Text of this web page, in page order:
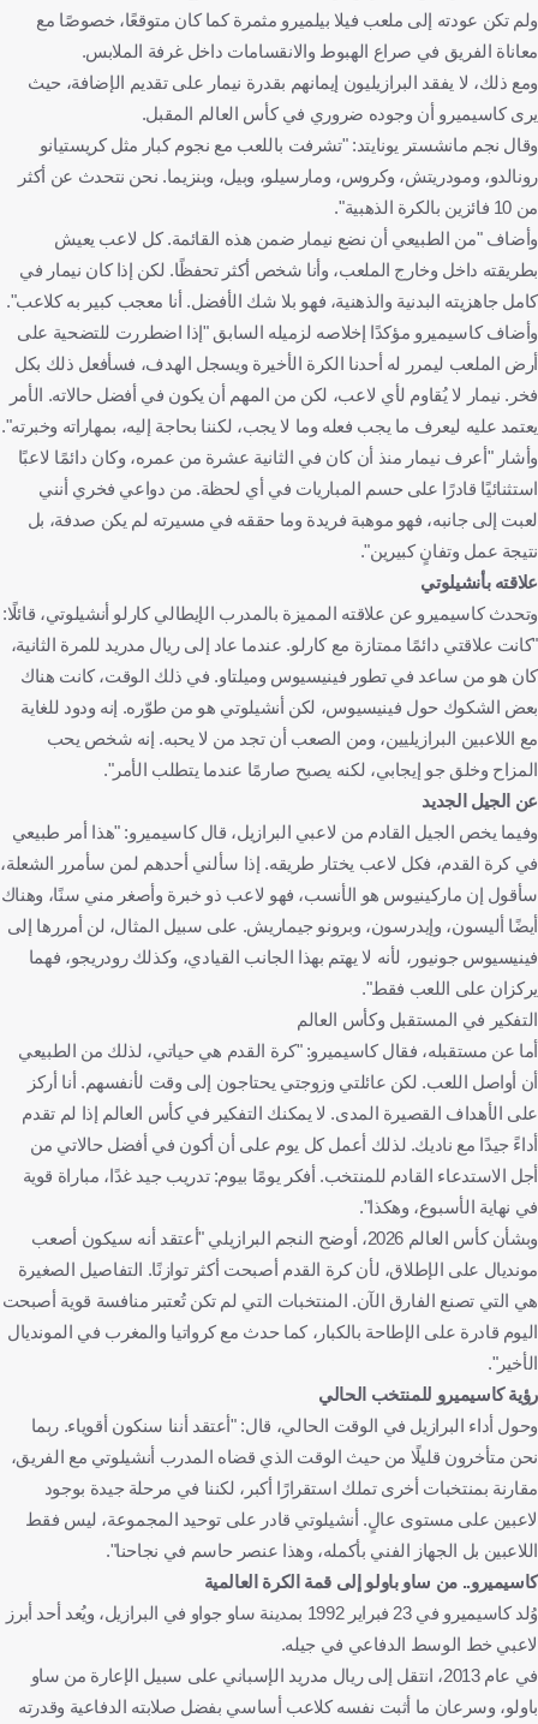
ولم تكن عودته إلى ملعب فيلا بيلميرو مثمرة كما كان متوقعًا، خصوصًا مع
معاناة الفريق في صراع الهبوط والانقسامات داخل غرفة الملابس.
ومع ذلك، لا يفقد البرازيليون إيمانهم بقدرة نيمار على تقديم الإضافة، حيث
يرى كاسيميرو أن وجوده ضروري في كأس العالم المقبل.
وقال نجم مانشستر يونايتد: "تشرفت باللعب مع نجوم كبار مثل كريستيانو
رونالدو، ومودريتش، وكروس، ومارسيلو، وبيل، وبنزيما. نحن نتحدث عن أكثر
من 10 فائزين بالكرة الذهبية".
وأضاف "من الطبيعي أن نضع نيمار ضمن هذه القائمة. كل لاعب يعيش
بطريقته داخل وخارج الملعب، وأنا شخص أكثر تحفظًا. لكن إذا كان نيمار في
كامل جاهزيته البدنية والذهنية، فهو بلا شك الأفضل. أنا معجب كبير به كلاعب".
وأضاف كاسيميرو مؤكدًا إخلاصه لزميله السابق "إذا اضطررت للتضحية على
أرض الملعب ليمرر له أحدنا الكرة الأخيرة ويسجل الهدف، فسأفعل ذلك بكل
فخر. نيمار لا يُقاوم لأي لاعب، لكن من المهم أن يكون في أفضل حالاته. الأمر
يعتمد عليه ليعرف ما يجب فعله وما لا يجب، لكننا بحاجة إليه، بمهاراته وخبرته".
وأشار "أعرف نيمار منذ أن كان في الثانية عشرة من عمره، وكان دائمًا لاعبًا
استثنائيًا قادرًا على حسم المباريات في أي لحظة. من دواعي فخري أنني
لعبت إلى جانبه، فهو موهبة فريدة وما حققه في مسيرته لم يكن صدفة، بل
نتيجة عمل وتفانٍ كبيرين".
علاقته بأنشيلوتي
وتحدث كاسيميرو عن علاقته المميزة بالمدرب الإيطالي كارلو أنشيلوتي، قائلًا:
"كانت علاقتي دائمًا ممتازة مع كارلو. عندما عاد إلى ريال مدريد للمرة الثانية،
كان هو من ساعد في تطور فينيسيوس وميلتاو. في ذلك الوقت، كانت هناك
بعض الشكوك حول فينيسيوس، لكن أنشيلوتي هو من طوّره. إنه ودود للغاية
مع اللاعبين البرازيليين، ومن الصعب أن تجد من لا يحبه. إنه شخص يحب
المزاح وخلق جو إيجابي، لكنه يصبح صارمًا عندما يتطلب الأمر".
عن الجيل الجديد
وفيما يخص الجيل القادم من لاعبي البرازيل، قال كاسيميرو: "هذا أمر طبيعي
في كرة القدم، فكل لاعب يختار طريقه. إذا سألني أحدهم لمن سأمرر الشعلة،
سأقول إن ماركينيوس هو الأنسب، فهو لاعب ذو خبرة وأصغر مني سنًا، وهناك
أيضًا أليسون، وإيدرسون، وبرونو جيماريش. على سبيل المثال، لن أمررها إلى
فينيسيوس جونيور، لأنه لا يهتم بهذا الجانب القيادي، وكذلك رودريجو، فهما
يركزان على اللعب فقط".
التفكير في المستقبل وكأس العالم
أما عن مستقبله، فقال كاسيميرو: "كرة القدم هي حياتي، لذلك من الطبيعي
أن أواصل اللعب. لكن عائلتي وزوجتي يحتاجون إلى وقت لأنفسهم. أنا أركز
على الأهداف القصيرة المدى. لا يمكنك التفكير في كأس العالم إذا لم تقدم
أداءً جيدًا مع ناديك. لذلك أعمل كل يوم على أن أكون في أفضل حالاتي من
أجل الاستدعاء القادم للمنتخب. أفكر يومًا بيوم: تدريب جيد غدًا، مباراة قوية
في نهاية الأسبوع، وهكذا".
وبشأن كأس العالم 2026، أوضح النجم البرازيلي "أعتقد أنه سيكون أصعب
مونديال على الإطلاق، لأن كرة القدم أصبحت أكثر توازنًا. التفاصيل الصغيرة
هي التي تصنع الفارق الآن. المنتخبات التي لم تكن تُعتبر منافسة قوية أصبحت
اليوم قادرة على الإطاحة بالكبار، كما حدث مع كرواتيا والمغرب في المونديال
الأخير".
رؤية كاسيميرو للمنتخب الحالي
وحول أداء البرازيل في الوقت الحالي، قال: "أعتقد أننا سنكون أقوياء. ربما
نحن متأخرون قليلًا من حيث الوقت الذي قضاه المدرب أنشيلوتي مع الفريق،
مقارنة بمنتخبات أخرى تملك استقرارًا أكبر، لكننا في مرحلة جيدة بوجود
لاعبين على مستوى عالٍ. أنشيلوتي قادر على توحيد المجموعة، ليس فقط
اللاعبين بل الجهاز الفني بأكمله، وهذا عنصر حاسم في نجاحنا".
كاسيميرو.. من ساو باولو إلى قمة الكرة العالمية
وُلد كاسيميرو في 23 فبراير 1992 بمدينة ساو جواو في البرازيل، ويُعد أحد أبرز
لاعبي خط الوسط الدفاعي في جيله.
في عام 2013، انتقل إلى ريال مدريد الإسباني على سبيل الإعارة من ساو
باولو، وسرعان ما أثبت نفسه كلاعب أساسي بفضل صلابته الدفاعية وقدرته